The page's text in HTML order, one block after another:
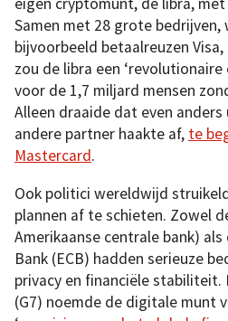
Samen met 28 grote bedrijven,
bijvoorbeeld betaalreuzen
zou de libra een ‘revolutionaire
voor de 1,7 miljard mensen
Alleen draaide dat even anders
andere partner haakte af, te
Mastercard.
Ook politici wereldwijd
plannen af te schieten. Zowel
Amerikaanse centrale bank)
Bank (ECB) hadden serieuze
privacy en financiële stabiliteit.
(G7) noemde de digitale munt